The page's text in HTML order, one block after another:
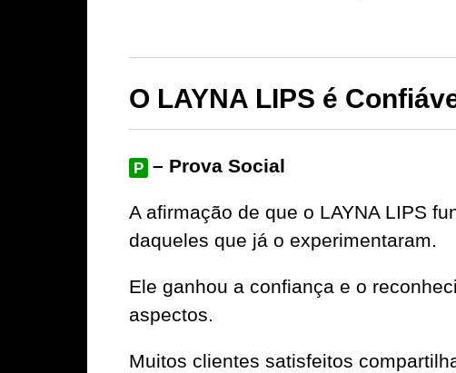
O LAYNA LIPS é
P – Prova Social
A afirmação de que o LAYNA LIPS
daqueles que já o experimentaram.
Ele ganhou a confiança e o
aspectos.
Muitos clientes satisfeitos